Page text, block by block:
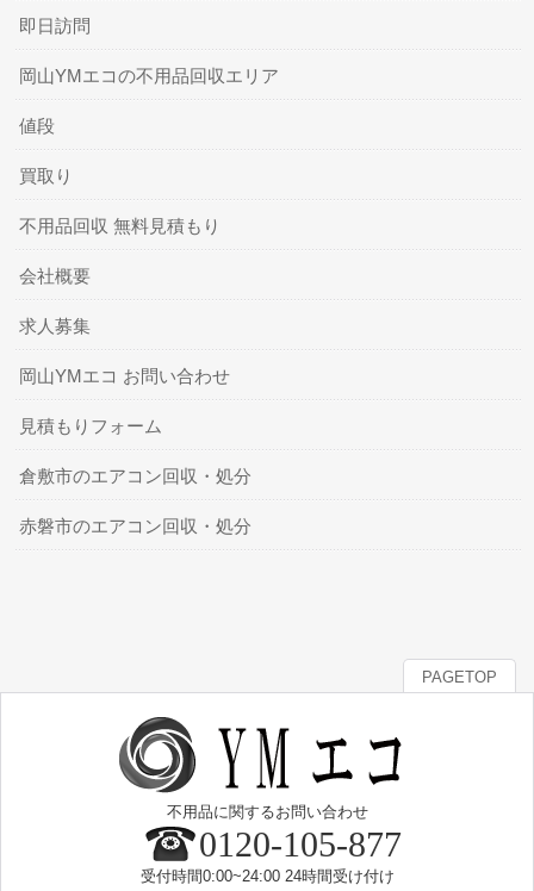
即日訪問
岡山YMエコの不用品回収エリア
値段
買取り
不用品回収 無料見積もり
会社概要
求人募集
岡山YMエコ お問い合わせ
見積もりフォーム
倉敷市のエアコン回収・処分
赤磐市のエアコン回収・処分
PAGETOP
不用品に関するお問い合わせ
0120-105-877
受付時間0:00~24:00 24時間受け付け